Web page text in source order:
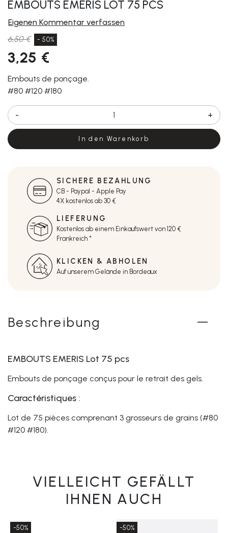
EMBOUTS EMERIS LOT 75 PCS
Eigenen Kommentar verfassen
6,50 €
- 50%
3,25 €
Embouts de ponçage.
#80 #120 #180
- +
In den Warenkorb
SICHERE BEZAHLUNG
CB - Paypal - Apple Pay
4X kostenlos ab 30 €
LIEFERUNG
Kostenlos ab einem Einkaufswert von 120 €
Frankreich *
KLICKEN & ABHOLEN
Auf unserem Gelände in Bordeaux
Beschreibung
EMBOUTS EMERIS Lot 75 pcs
Embouts de ponçage conçus pour le retrait des gels.
Caractéristiques :
Lot de 75 pièces comprenant 3 grosseurs de grains (#80
#120 #180).
VIELLEICHT GEFÄLLT
IHNEN AUCH
-50% -50%